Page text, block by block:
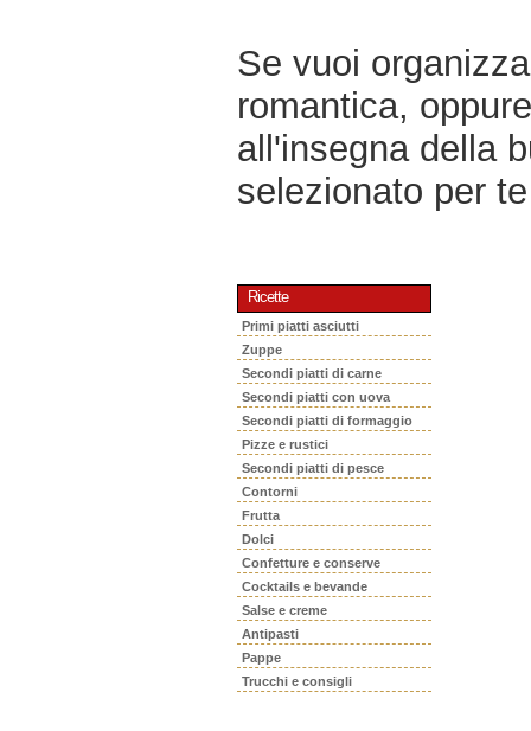
Se vuoi
romantica,
all'insegna della
selezionato per
Ricette
Primi piatti asciutti
Zuppe
Secondi piatti di carne
Secondi piatti con uova
Secondi piatti di formaggio
Pizze e rustici
Secondi piatti di pesce
Contorni
Frutta
Dolci
Confetture e conserve
Cocktails e bevande
Salse e creme
Antipasti
Pappe
Trucchi e consigli